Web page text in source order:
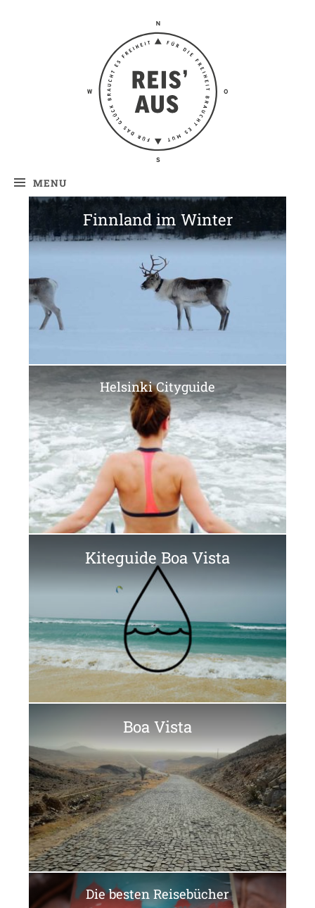
Reis' aus –
Reiseblog
MENU
Finnland im Winter
Helsinki Cityguide
Kiteguide Boa Vista
Boa Vista
Die besten Reisebücher